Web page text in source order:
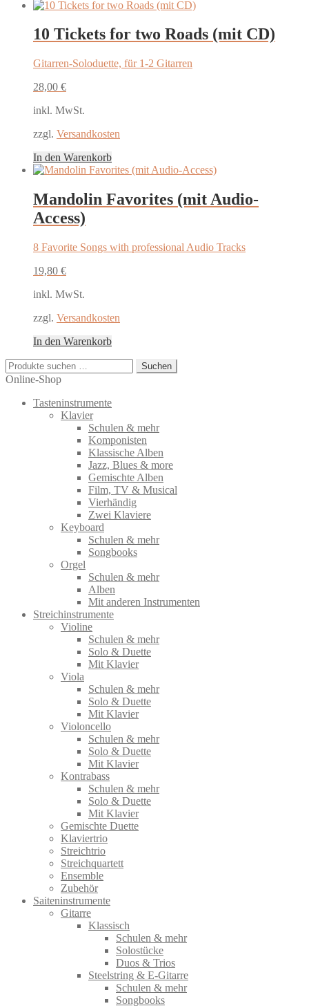
10 Tickets for two Roads (mit CD)
Gitarren-Soloduette, für 1-2 Gitarren
28,00 €
inkl. MwSt.
zzgl. Versandkosten
In den Warenkorb
Mandolin Favorites (mit Audio-
Access)
8 Favorite Songs with professional Audio Tracks
19,80 €
inkl. MwSt.
zzgl. Versandkosten
In den Warenkorb
Suchen
nach:
Suchen
Online-Shop
Tasteninstrumente
Klavier
Schulen & mehr
Komponisten
Klassische Alben
Jazz, Blues & more
Gemischte Alben
Film, TV & Musical
Vierhändig
Zwei Klaviere
Keyboard
Schulen & mehr
Songbooks
Orgel
Schulen & mehr
Alben
Mit anderen Instrumenten
Streichinstrumente
Violine
Schulen & mehr
Solo & Duette
Mit Klavier
Viola
Schulen & mehr
Solo & Duette
Mit Klavier
Violoncello
Schulen & mehr
Solo & Duette
Mit Klavier
Kontrabass
Schulen & mehr
Solo & Duette
Mit Klavier
Gemischte Duette
Klaviertrio
Streichtrio
Streichquartett
Ensemble
Zubehör
Saiteninstrumente
Gitarre
Klassisch
Schulen & mehr
Solostücke
Duos & Trios
Steelstring & E-Gitarre
Schulen & mehr
Songbooks